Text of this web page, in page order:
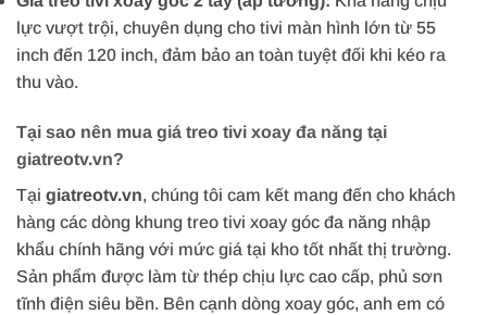
lực vượt trội, chuyên dụng cho tivi màn hình lớn từ 55
inch đến 120 inch, đảm bảo an toàn tuyệt đối khi kéo ra
thu vào.
Tại sao nên mua giá treo tivi xoay đa năng tại
giatreotv.vn?
Tại giatreotv.vn, chúng tôi cam kết mang đến cho khách
hàng các dòng khung treo tivi xoay góc đa năng nhập
khẩu chính hãng với mức giá tại kho tốt nhất thị trường.
Sản phẩm được làm từ thép chịu lực cao cấp, phủ sơn
tĩnh điện siêu bền. Bên cạnh dòng xoay góc, anh em có